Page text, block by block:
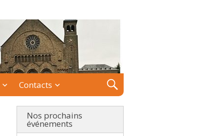
Contacts
Nos prochains
événements